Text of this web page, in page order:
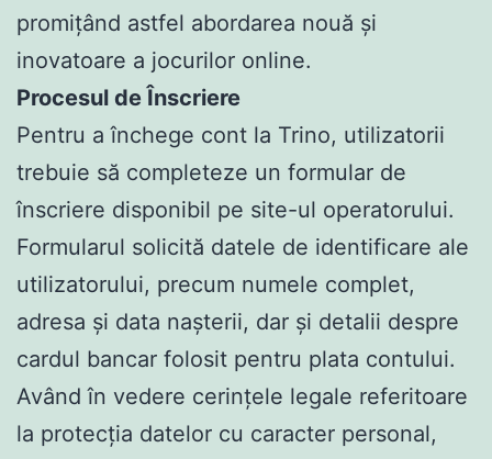
promițând astfel abordarea nouă și
inovatoare a jocurilor online.
Procesul de Înscriere
Pentru a închege cont la Trino, utilizatorii
trebuie să completeze un formular de
înscriere disponibil pe site-ul operatorului.
Formularul solicită datele de identificare ale
utilizatorului, precum numele complet,
adresa și data nașterii, dar și detalii despre
cardul bancar folosit pentru plata contului.
Având în vedere cerințele legale referitoare
la protecția datelor cu caracter personal,